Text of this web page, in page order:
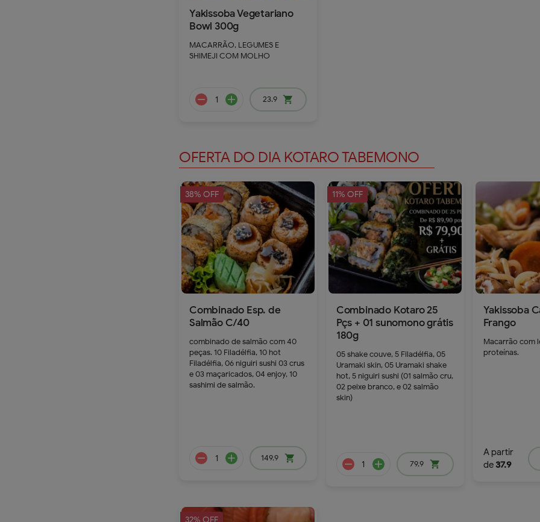
remove add
Yakissoba Vegetariano
Bowl 300g
MACARRÃO, LEGUMES E
SHIMEJI COM MOLHO
23.9 shopping_cart
OFERTA DO DIA KOTARO TABEMONO
38% OFF
Combinado Esp. de
Salmão C/40
combinado de salmão com 40
peças. 10 Filadélfia, 10 hot
Filadélfia, 06 niguiri sushi 03 crus
e 03 maçaricados, 04 enjoy, 10
sashimi de salmão.
149.9 shopping_cart
11% OFF
Combinado Kotaro 25
Pçs + 01 sunomono grátis
180g
05 shake couve, 5 Filadélfia, 05
Uramaki skin, 05 Uramaki shake
hot, 5 niguiri sushi (01 salmão cru,
02 peixe branco, e 02 salmão
skin)
79.9 shopping_cart
Yakissoba
Frango
Macarrão com
proteínas.
A partir
de37.9
32% OFF